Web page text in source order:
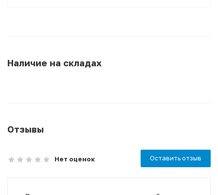
Наличие на складах
Отзывы
Нет оценок Оставить отзыв